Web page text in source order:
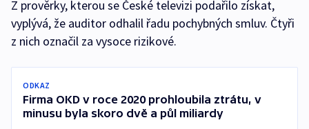
Z prověrky, kterou se České televizi podařilo získat,
vyplývá, že auditor odhalil řadu pochybných smluv. Čtyři
z nich označil za vysoce rizikové.
ODKAZ
Firma OKD v roce 2020 prohloubila ztrátu, v
minusu byla skoro dvě a půl miliardy